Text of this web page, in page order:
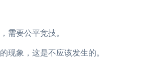
需要公平竞技。
现象，这是不应该发生的。